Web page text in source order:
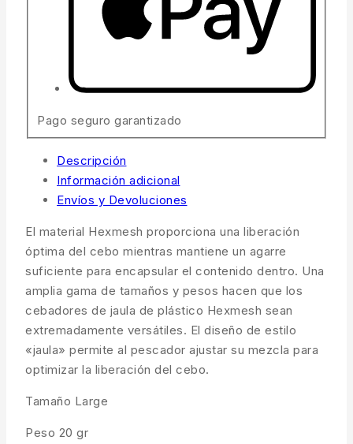
Pago seguro garantizado
Descripción
Información adicional
Envíos y Devoluciones
El material Hexmesh proporciona una liberación
óptima del cebo mientras mantiene un agarre
suficiente para encapsular el contenido dentro. Una
amplia gama de tamaños y pesos hacen que los
cebadores de jaula de plástico Hexmesh sean
extremadamente versátiles. El diseño de estilo
«jaula» permite al pescador ajustar su mezcla para
optimizar la liberación del cebo.
Tamaño Large
Peso 20 gr